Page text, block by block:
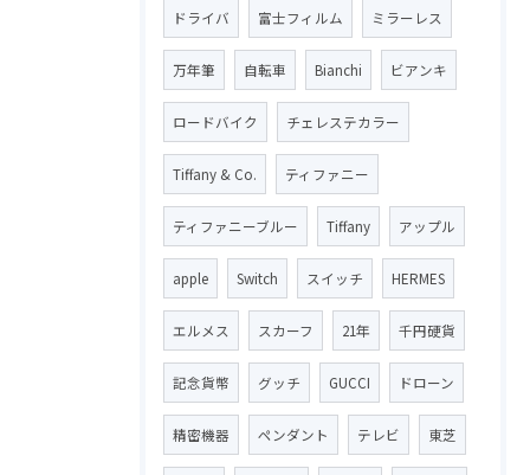
ドライバ 富士フィルム ミラーレス
万年筆 自転車 Bianchi ビアンキ
ロードバイク チェレステカラー
Tiffany & Co. ティファニー
ティファニーブルー Tiffany アップル
apple Switch スイッチ HERMES
エルメス スカーフ 21年 千円硬貨
記念貨幣 グッチ GUCCI ドローン
精密機器 ペンダント テレビ 東芝